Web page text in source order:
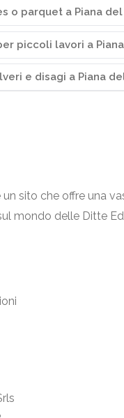
o parquet a Piana del
piccoli lavori a
e disagi a Piana
sito che offre una
mondo delle Ditte